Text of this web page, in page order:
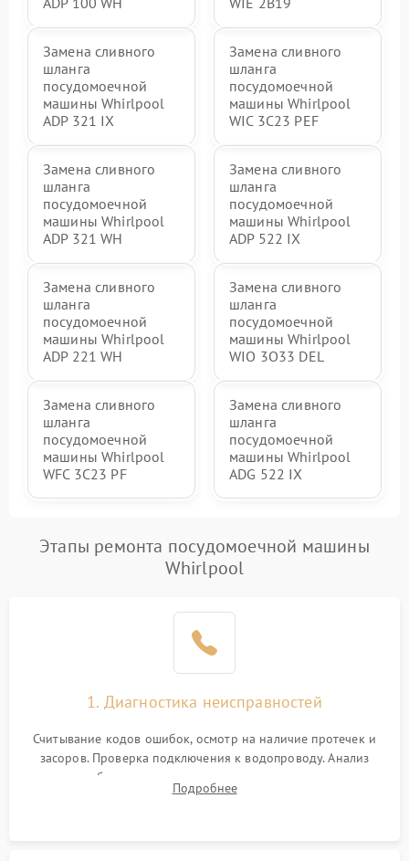
Замена сливного
шланга
посудомоечной
машины Whirlpool
ADP 321 IX
Замена сливного
шланга
посудомоечной
машины Whirlpool
WIC 3C23 PEF
Замена сливного
шланга
посудомоечной
машины Whirlpool
ADP 321 WH
Замена сливного
шланга
посудомоечной
машины Whirlpool
ADP 522 IX
Замена сливного
шланга
посудомоечной
машины Whirlpool
ADP 221 WH
Замена сливного
шланга
посудомоечной
машины Whirlpool
WIO 3O33 DEL
Замена сливного
шланга
посудомоечной
машины Whirlpool
WFC 3C23 PF
Замена сливного
шланга
посудомоечной
машины Whirlpool
ADG 522 IX
Этапы ремонта посудомоечной машины
Whirlpool
1. Диагностика неисправностей
Считывание кодов ошибок, осмотр на наличие протечек и
засоров. Проверка подключения к водопроводу. Анализ
жалоб на отсутствие слива, нагрева, вращения
разбрызгивателей или срабатывание системы защиты
Подробнее